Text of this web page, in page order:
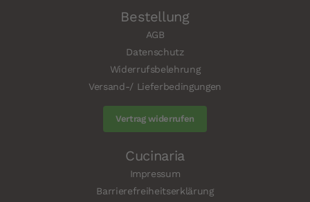
Bestellung
AGB
Datenschutz
Widerrufsbelehrung
Versand-/ Lieferbedingungen
Vertrag widerrufen
Cucinaria
Impressum
Barrierefreiheitserklärung